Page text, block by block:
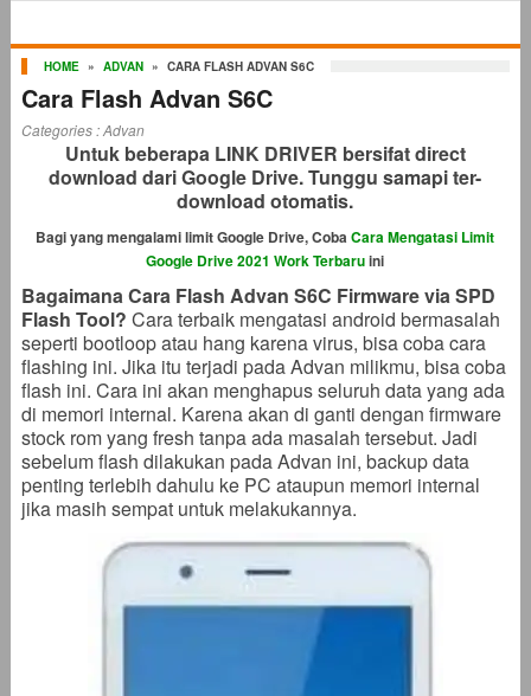
HOME » ADVAN » CARA FLASH ADVAN S6C
Cara Flash Advan S6C
Categories :Advan
Untuk beberapa LINK DRIVER bersifat direct
download dari Google Drive. Tunggu samapi ter-
download otomatis.
Bagi yang mengalami limit Google Drive, CobaCara Mengatasi Limit
Google Drive 2021 Work Terbaruini
Bagaimana Cara Flash Advan S6C Firmware via SPD
Flash Tool? Cara terbaik mengatasi android bermasalah
seperti bootloop atau hang karena virus, bisa coba cara
flashing ini. Jika itu terjadi pada Advan milikmu, bisa coba
flash ini. Cara ini akan menghapus seluruh data yang ada
di memori internal. Karena akan di ganti dengan firmware
stock rom yang fresh tanpa ada masalah tersebut. Jadi
sebelum flash dilakukan pada Advan ini, backup data
penting terlebih dahulu ke PC ataupun memori internal
jika masih sempat untuk melakukannya.